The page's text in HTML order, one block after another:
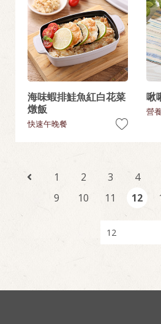
海味蝦排鮭魚紅白花菜
燉飯
快速午晚餐
啾
營
1 2 3 4
9
10 11 12